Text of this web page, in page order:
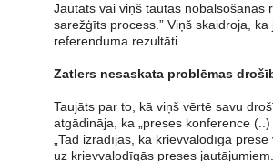
Jautāts vai viņš tautas nobalsošanas
sarežģīts process.” Viņš skaidroja,
referenduma rezultāti.
Zatlers nesaskata problēmas
Taujāts par to, kā viņš vērtē savu
atgādināja, ka „preses konference
„Tad izrādījās, ka krievvalodīgā
uz krievvalodīgās preses jautājumiem.